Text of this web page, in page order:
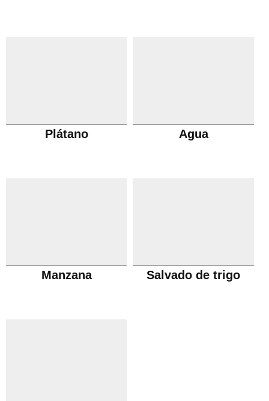
Plátano Agua
Manzana Salvado de trigo